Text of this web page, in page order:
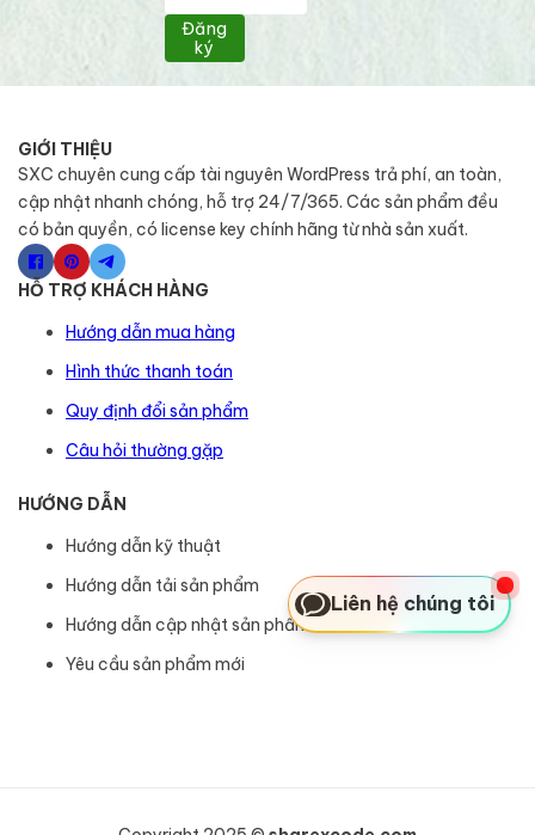
Đăng
ký
GIỚI THIỆU
SXC chuyên cung cấp tài nguyên WordPress trả phí, an toàn,
cập nhật nhanh chóng, hỗ trợ 24/7/365. Các sản phẩm đều
có bản quyền, có license key chính hãng từ nhà sản xuất.
HỖ TRỢ KHÁCH HÀNG
Hướng dẫn mua hàng
Hình thức thanh toán
Quy định đổi sản phẩm
Câu hỏi thường gặp
HƯỚNG DẪN
Hướng dẫn kỹ thuật
Hướng dẫn tải sản phẩm
Hướng dẫn cập nhật sản phẩm
Yêu cầu sản phẩm mới
Liên hệ chúng tôi